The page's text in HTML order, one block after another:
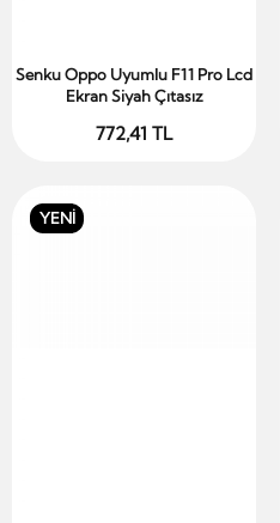
Sepete Ekle
Senku Oppo Uyumlu F11 Pro Lcd
Ekran Siyah Çıtasız
772,41 TL
YENİ